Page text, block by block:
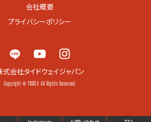
会社概要
プライバシーポリシー
式会社タイドウェイジャパン
Copyright © TRIDEX All Rights Reserved.